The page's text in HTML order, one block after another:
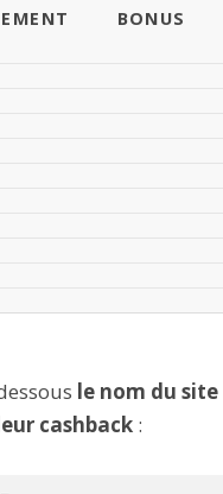
BONUS
le nom du
cashback :